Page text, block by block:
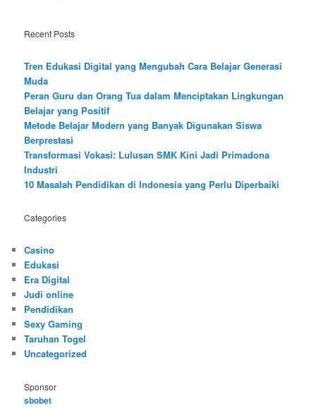
Recent Posts
Tren Edukasi Digital yang Mengubah Cara Belajar Generasi
Muda
Peran Guru dan Orang Tua dalam Menciptakan Lingkungan
Belajar yang Positif
Metode Belajar Modern yang Banyak Digunakan Siswa
Berprestasi
Transformasi Vokasi: Lulusan SMK Kini Jadi Primadona
Industri
10 Masalah Pendidikan di Indonesia yang Perlu Diperbaiki
Categories
Casino
Edukasi
Era Digital
Judi online
Pendidikan
Sexy Gaming
Taruhan Togel
Uncategorized
Sponsor
sbobet